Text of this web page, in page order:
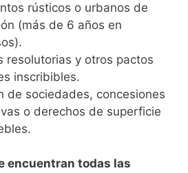
rústicos o urbanos de
(más de 6 años en
resolutorias y otros pactos
inscribibles.
de sociedades, concesiones
o derechos de superficie
encuentran todas las